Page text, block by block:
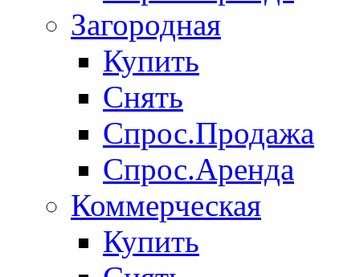
Загородная
Купить
Снять
Спрос.Продажа
Спрос.Аренда
Коммерческая
Купить